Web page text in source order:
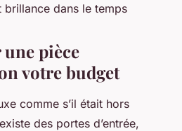
brillance dans le temps
pièce
votre budget
comme s’il était hors
des portes d’entrée,